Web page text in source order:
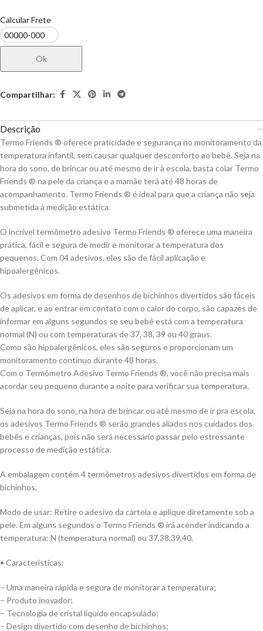
Calcular Frete
Ok
Compartilhar:
Descrição
Termo Friends ® oferece praticidade e segurança no monitoramento da
temperatura infantil, sem causar qualquer desconforto ao bebê. Seja na
hora do sono, de brincar ou até mesmo de ir à escola, basta colar Termo
Friends ® na pele da criança e a mamãe terá até 48 horas de
acompanhamento. Termo Friends ® é ideal para que a criança não seja
submetida à medição estática.
O incrível termômetro adesivo Termo Friends ® oferece uma maneira
prática, fácil e segura de medir e monitorar a temperatura dos
pequenos. Com 04 adesivos, eles são de fácil aplicação e
hipoalergênicos.
Os adesivos em forma de desenhos de bichinhos divertidos são fáceis
de aplicar, e ao entrar em contato com o calor do corpo, são capazes de
informar em alguns segundos se seu bebê está com a temperatura
normal (N) ou com temperaturas de 37, 38, 39 ou 40 graus.
Como são hipoalergênicos, eles são seguros e proporcionam um
monitoramento contínuo durante 48 horas.
Com o Termômetro Adesivo Termo Friends ®, você não precisa mais
acordar seu pequeno durante a noite para verificar sua temperatura.
Seja na hora do sono, na hora de brincar ou até mesmo de ir pra escola,
os adesivos Termo Friends ® serão grandes aliados nos cuidados dos
bebês e crianças, pois não será necessário passar pelo estressante
processo de medição estática.
A embalagem contém 4 termômetros adesivos divertidos em forma de
bichinhos.
Modo de usar: Retire o adesivo da cartela e aplique diretamente sob a
pele. Em alguns segundos o Termo Friends ® irá acender indicando a
temperatura: N (temperatura normal) ou 37,38,39,40.
• Características:
– Uma maneira rápida e segura de monitorar a temperatura;
– Produto inovador;
– Tecnologia de cristal líquido encapsulado;
– Design divertido com desenho de bichinhos;